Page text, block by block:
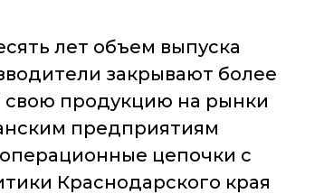
лет объем выпуска
закрывают более
продукцию на рынки
предприятиям
цепочки с
Краснодарского края